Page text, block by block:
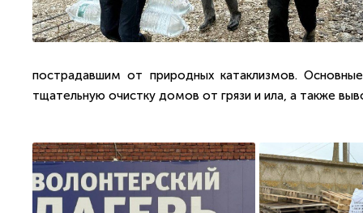
пострадавшим от природных катаклизмов.
тщательную очистку домов от грязи и ила, а также